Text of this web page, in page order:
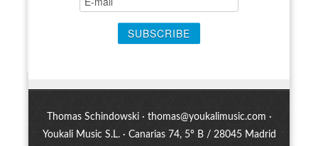
Thomas Schindowski · thomas@youkalimusic.com ·
Youkali Music S.L. · Canarias 74, 5º B / 28045 Madrid